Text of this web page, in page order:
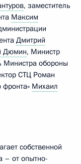
, заместитель
Максим
Дмитрий
Дюмин, Министр
Министра обороны
СТЦ Роман
фронта» Михаил
собственной
– от опытно-